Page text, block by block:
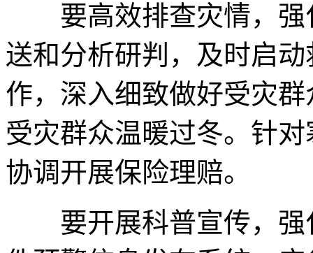
要高效排查灾情，强
送和分析研判，及时启
作，深入细致做好受灾
受灾群众温暖过冬。针
协调开展保险理赔。
要开展科普宣传，强